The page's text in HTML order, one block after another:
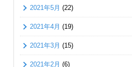
2021年5月 (22)
2021年4月 (19)
2021年3月 (15)
2021年2月 (6)